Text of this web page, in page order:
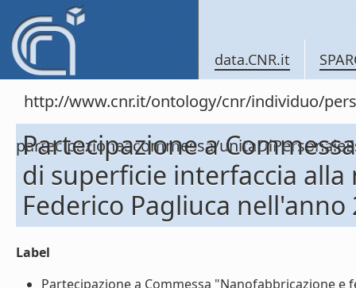
data.CNR.it
http://www.cnr.it/ontology/cnr/individuo/
partecipazioneacommessa/
Partecipazione a
di superficie interfaccia alla
Federico Pagliuca nell'anno
Label
Partecipazione a Commessa "Nanofabbricazione e